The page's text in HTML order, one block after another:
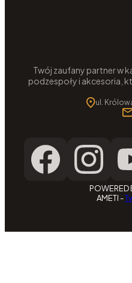
Twój zaufany partner w
podzespoły i akcesoria,
ul.
POWERED
AMETI -